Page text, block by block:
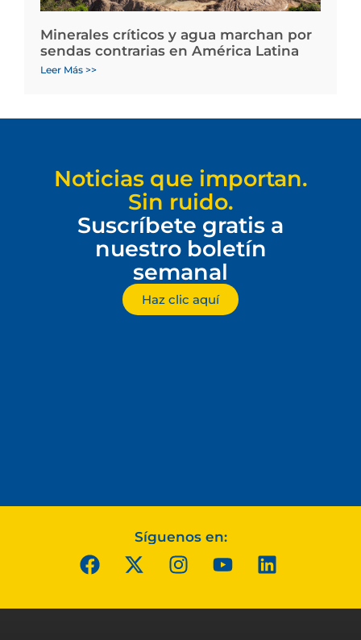
Minerales críticos y agua marchan por
sendas contrarias en América Latina
Leer Más >>
Noticias que importan.
Sin ruido.
Suscríbete gratis a
nuestro boletín
semanal
Haz clic aquí
Síguenos en: